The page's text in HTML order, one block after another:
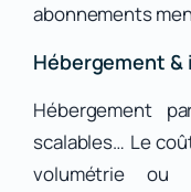
abonnements
Hébergement
Hébergement
scalables… Le
volumétrie ou